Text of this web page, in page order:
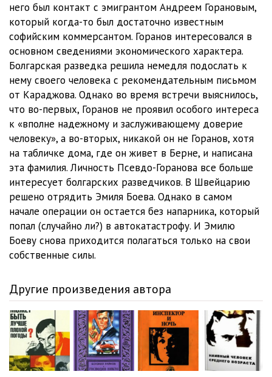
него был контакт с эмигрантом Андреем Горановым,
который когда-то был достаточно известным
софийским коммерсантом. Горанов интересовался в
основном сведениями экономического характера.
Болгарская разведка решила немедля подослать к
нему своего человека с рекомендательным письмом
от Караджова. Однако во время встречи выяснилось,
что во-первых, Горанов не проявил особого интереса
к «вполне надежному и заслуживающему доверие
человеку», а во-вторых, никакой он не Горанов, хотя
на табличке дома, где он живет в Берне, и написана
эта фамилия. Личность Псевдо-Горанова все больше
интересует болгарских разведчиков. В Швейцарию
решено отрядить Эмиля Боева. Однако в самом
начале операции он остается без напарника, который
попал (случайно ли?) в автокатастрофу. И Эмилю
Боеву снова приходится полагаться только на свои
собственные силы.
Другие произведения автора